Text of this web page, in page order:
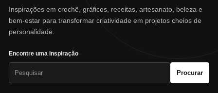
Inspirações em crochê, gráficos, receitas, artesanato, beleza e
bem-estar para transformar criatividade em projetos cheios de
personalidade.
Encontre uma inspiração
Procurar